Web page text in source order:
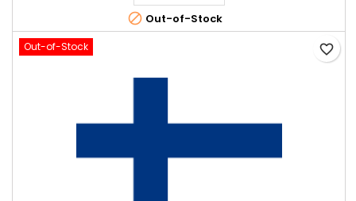
 Out-of-Stock
Out-of-Stock favorite_border